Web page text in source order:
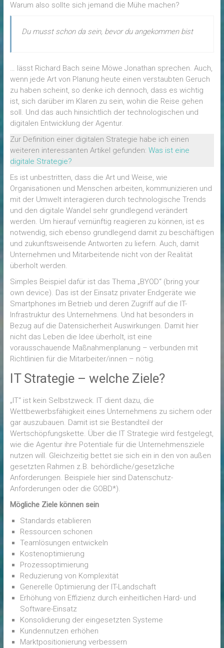
Warum also sollte sich jemand die Mühe machen?
Du musst schon da sein, bevor du angekommen bist
… lässt Richard Bach seine Möwe Jonathan sprechen. Auch,
wenn jede Art von Planung heute einen verstaubten Geruch
zu haben scheint, so denke ich dennoch, dass es wichtig
ist, sich darüber im Klaren zu sein, wohin die Reise gehen
soll. Und das auch hinsichtlich der technologischen und
digitalen Entwicklung der Agentur.
Zur Definition einer digitalen Strategie habe ich einen
weiteren interessanten Artikel gefunden: Was ist eine
digitale Strategie?
Es ist unbestritten, dass die Art und Weise, wie
Organisationen und Menschen arbeiten, kommunizieren und
mit der Umwelt interagieren durch technologische Trends
und den digitale Wandel sehr grundlegend verändert
werden. Um hierauf vernünftig reagieren zu können, ist es
notwendig, sich ebenso grundlegend damit zu beschäftigen
und zukunftsweisende Antworten zu liefern. Auch, damit
Unternehmen und Mitarbeitende nicht von der Realität
überholt werden.
Simples Beispiel dafür ist das Thema „BYOD“ (bring your
own device). Das ist der Einsatz privater Endgeräte wie
Smartphones im Betrieb und deren Zugriff auf die IT-
Infrastruktur des Unternehmens. Und hat besonders in
Bezug auf die Datensicherheit Auswirkungen. Damit hier
nicht das Leben die Idee überholt, ist eine
vorausschauende Maßnahmenplanung – verbunden mit
Richtlinien für die Mitarbeiter/innen – nötig.
IT Strategie – welche Ziele?
„IT“ ist kein Selbstzweck. IT dient dazu, die
Wettbewerbsfähigkeit eines Unternehmens zu sichern oder
gar auszubauen. Damit ist sie Bestandteil der
Wertschöpfungskette. Über die IT Strategie wird festgelegt,
wie die Agentur ihre Potentiale für die Unternehmensziele
nutzen will. Gleichzeitig bettet sie sich ein in den von außen
gesetzten Rahmen z.B. behördliche/gesetzliche
Anforderungen. Beispiele hier sind Datenschutz-
Anforderungen oder die GOBD*).
Mögliche Ziele können sein
Standards etablieren
Ressourcen schonen
Teamlösungen entwickeln
Kostenoptimierung
Prozessoptimierung
Reduzierung von Komplexität
Generelle Optimierung der IT-Landschaft
Erhöhung von Effizienz durch einheitlichen Hard- und
Software-Einsatz
Konsolidierung der eingesetzten Systeme
Kundennutzen erhöhen
Marktpositionierung verbessern